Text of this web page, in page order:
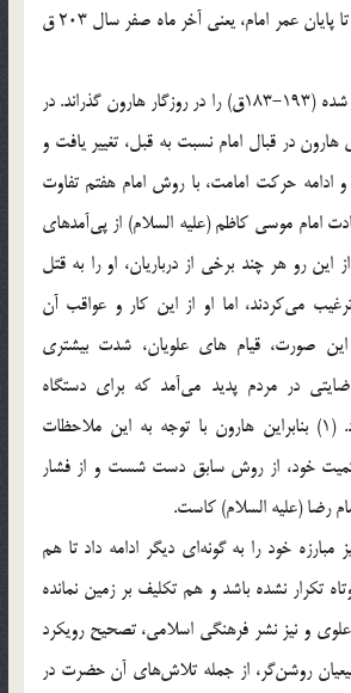
دوم از میانه سال 201 ق تا پایان عمر امام، یعنی آخر ماه صفر سال 203 ق
امام، ده سال از مدت یاد شده (193-183ق) را در روزگار هارون گذراند. در
در قبال امام نسبت به قبل، تغییر یافت و
حرکت امامت، با روش امام هفتم تفاوت
امام موسی کاظم (علیه السلام) از پی‌آمدهای
این رو هر چند برخی از درباریان، او را به قتل
می‌کردند، اما او از این کار و عواقب آن
صورت، قیام های علویان، شدت بیشتری
در مردم پدید می‌آمد که برای دستگاه
حکومت، مخاطره‌آمیز بود. (1) بنابراین هارون با توجه به این ملاحظات
خود، از روش سابق دست شست و از فشار
رضا (علیه السلام) کاست.
مبارزه خود را به گونه‌ای دیگر ادامه داد تا هم
تکرار نشده باشد و هم تکلیف بر زمین نمانده
و نیز نشر فرهنگی اسلامی، تصحیح رویکرد
روشن‌گر، از جمله تلاش‌های آن حضرت در